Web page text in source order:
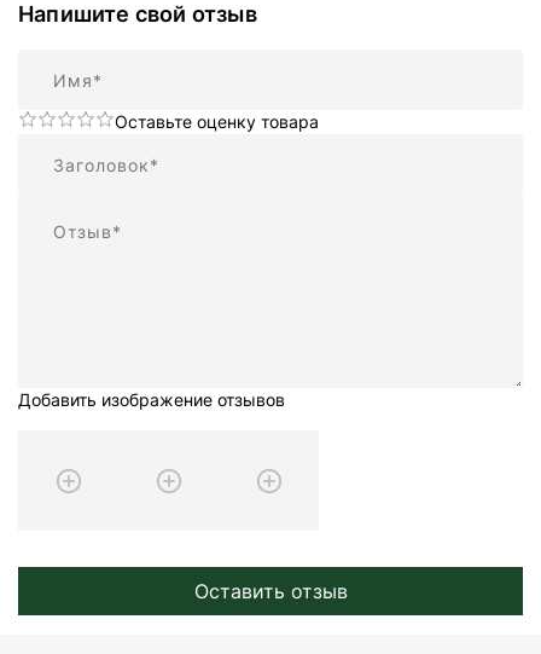
Напишите свой отзыв
Оставьте оценку товара
Добавить изображение отзывов
Оставить отзыв